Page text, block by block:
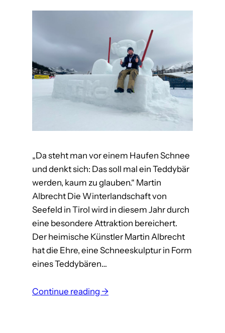
s
A
u
r
„Da steht man vor einem Haufen Schnee
und denkt sich: Das soll mal ein Teddybär
werden, kaum zu glauben.“ Martin
Albrecht Die Winterlandschaft von
Seefeld in Tirol wird in diesem Jahr durch
eine besondere Attraktion bereichert.
Der heimische Künstler Martin Albrecht
hat die Ehre, eine Schneeskulptur in Form
eines Teddybären…
Continue reading →: